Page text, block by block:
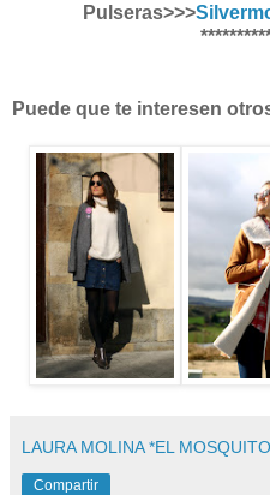
Pulseras>>>
Puede que te interesen
LAURA MOLINA *EL
Compartir